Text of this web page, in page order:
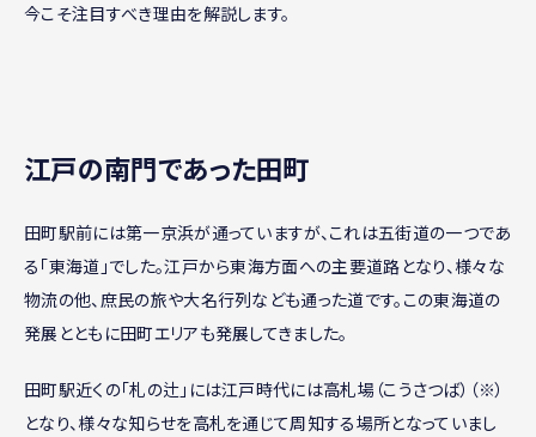
今こそ注目すべき理由を解説します。
江戸の南門であった田町
田町駅前には第一京浜が通っていますが、これは五街道の一つであ
る「東海道」でした。江戸から東海方面への主要道路となり、様々な
物流の他、庶民の旅や大名行列なども通った道です。この東海道の
発展とともに田町エリアも発展してきました。
田町駅近くの「札の辻」には江戸時代には高札場（こうさつば）（※）
となり、様々な知らせを高札を通じて周知する場所となっていまし